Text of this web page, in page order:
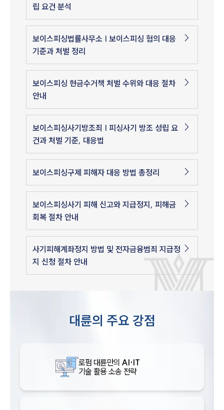
립 요건 분석
보이스피싱법률사무소 | 보이스피싱 혐의 대응
기준과 처벌 정리
보이스피싱 현금수거책 처벌 수위와 대응 절차
안내
보이스피싱사기방조죄 | 피싱사기 방조 성립 요
건과 처벌 기준, 대응법
보이스피싱구제 피해자 대응 방법 총정리
보이스피싱사기 피해 신고와 지급정지, 피해금
회복 절차 안내
사기피해계좌정지 방법 및 전자금융범죄 지급정
지 신청 절차 안내
대륜의 주요 강점
로펌 대륜만의 AI·IT
기술 활용 소송 전략